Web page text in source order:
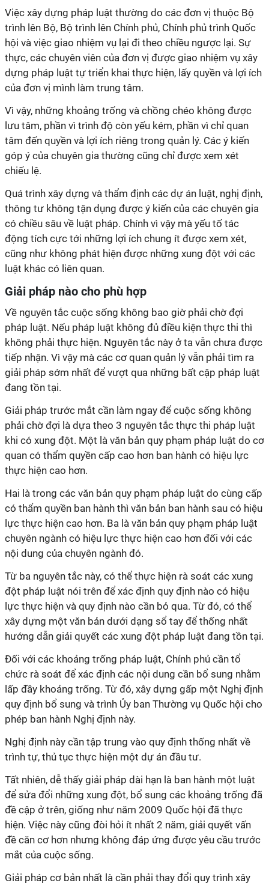
Việc xây dựng pháp luật thường do các đơn vị thuộc Bộ
trình lên Bộ, Bộ trình lên Chính phủ, Chính phủ trình Quốc
hội và việc giao nhiệm vụ lại đi theo chiều ngược lại. Sự
thực, các chuyên viên của đơn vị được giao nhiệm vụ xây
dựng pháp luật tự triển khai thực hiện, lấy quyền và lợi ích
của đơn vị mình làm trung tâm.
Vì vậy, những khoảng trống và chồng chéo không được
lưu tâm, phần vì trình độ còn yếu kém, phần vì chỉ quan
tâm đến quyền và lợi ích riêng trong quản lý. Các ý kiến
góp ý của chuyên gia thường cũng chỉ được xem xét
chiếu lệ.
Quá trình xây dựng và thẩm định các dự án luật, nghị định,
thông tư không tận dụng được ý kiến của các chuyên gia
có chiều sâu về luật pháp. Chính vì vậy mà yếu tố tác
động tích cực tới những lợi ích chung ít được xem xét,
cũng như không phát hiện được những xung đột với các
luật khác có liên quan.
Giải pháp nào cho phù hợp
Về nguyên tắc cuộc sống không bao giờ phải chờ đợi
pháp luật. Nếu pháp luật không đủ điều kiện thực thi thì
không phải thực hiện. Nguyên tắc này ở ta vẫn chưa được
tiếp nhận. Vì vậy mà các cơ quan quản lý vẫn phải tìm ra
giải pháp sớm nhất để vượt qua những bất cập pháp luật
đang tồn tại.
Giải pháp trước mắt cần làm ngay để cuộc sống không
phải chờ đợi là dựa theo 3 nguyên tắc thực thi pháp luật
khi có xung đột. Một là văn bản quy phạm pháp luật do cơ
quan có thẩm quyền cấp cao hơn ban hành có hiệu lực
thực hiện cao hơn.
Hai là trong các văn bản quy phạm pháp luật do cùng cấp
có thẩm quyền ban hành thì văn bản ban hành sau có hiệu
lực thực hiện cao hơn. Ba là văn bản quy phạm pháp luật
chuyên ngành có hiệu lực thực hiện cao hơn đối với các
nội dung của chuyên ngành đó.
Từ ba nguyên tắc này, có thể thực hiện rà soát các xung
đột pháp luật nói trên để xác định quy định nào có hiệu
lực thực hiện và quy định nào cần bỏ qua. Từ đó, có thể
xây dựng một văn bản dưới dạng sổ tay để thống nhất
hướng dẫn giải quyết các xung đột pháp luật đang tồn tại.
Đối với các khoảng trống pháp luật, Chính phủ cần tổ
chức rà soát để xác định các nội dung cần bổ sung nhằm
lấp đầy khoảng trống. Từ đó, xây dựng gấp một Nghị định
quy định bổ sung và trình Ủy ban Thường vụ Quốc hội cho
phép ban hành Nghị định này.
Nghị định này cần tập trung vào quy định thống nhất về
trình tự, thủ tục thực hiện một dự án đầu tư.
Tất nhiên, dễ thấy giải pháp dài hạn là ban hành một luật
để sửa đổi những xung đột, bổ sung các khoảng trống đã
đề cập ở trên, giống như năm 2009 Quốc hội đã thực
hiện. Việc này cũng đòi hỏi ít nhất 2 năm, giải quyết vấn
đề căn cơ hơn nhưng không đáp ứng được yêu cầu trước
mắt của cuộc sống.
Giải pháp cơ bản nhất là cần phải thay đổi quy trình xây